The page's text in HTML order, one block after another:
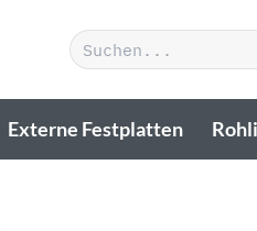
Suchen
nach:
Externe Festplatten